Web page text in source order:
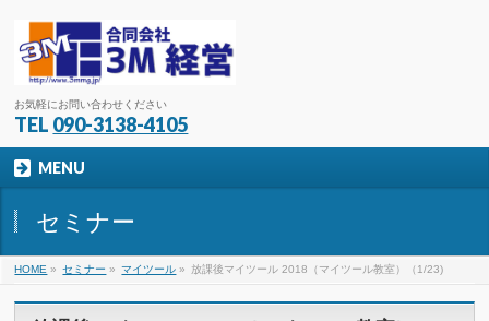
お気軽にお問い合わせください
TEL 090-3138-4105
MENU
セミナー
HOME » セミナー » マイツール » 放課後マイツール 2018（マイツール教室）（1/23)